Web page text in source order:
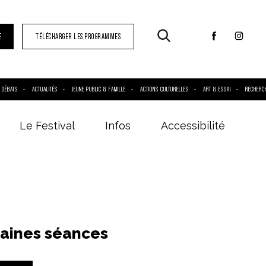
TÉLÉCHARGER LES PROGRAMMES
DÉBATS ACTUALITÉS JEUNE PUBLIC & FAMILLE ACTIONS CULTURELLES ART & ESSAI
Le Festival Infos Accessibilité
séances